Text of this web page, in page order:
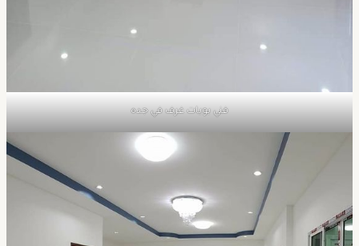
فني بويات غرف في جده